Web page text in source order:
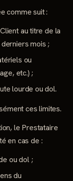
comme suit :
au titre de la
mois ;
ou
etc.) ;
lourde ou dol.
ces limites.
le Prestataire
en cas de :
ou dol ;
du